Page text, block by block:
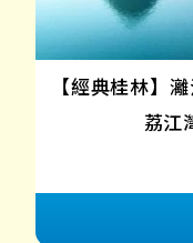
【經典桂林】
荔江